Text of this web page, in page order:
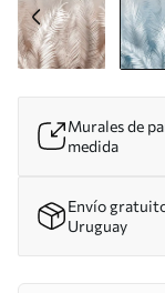
Murales de
medida
Envío
Uruguay